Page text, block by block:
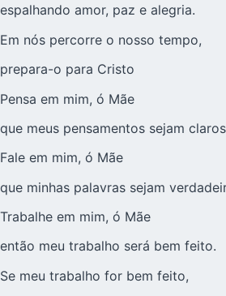
espalhando amor, paz e alegria.
Em nós percorre o nosso tempo,
prepara-o para Cristo
Pensa em mim, ó Mãe
que meus pensamentos sejam
Fale em mim, ó Mãe
que minhas palavras sejam
Trabalhe em mim, ó Mãe
então meu trabalho será bem feito.
Se meu trabalho for bem feito,